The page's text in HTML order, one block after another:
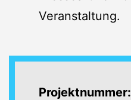
Veranstaltung.
Projektnummer: